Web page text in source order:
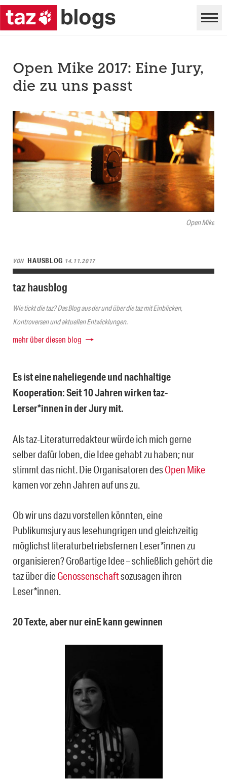
Open Mike
Open Mike 2017: Eine Jury,
die zu uns passt
VON HAUSBLOG 14.11.2017
taz hausblog
Wie tickt die taz? Das Blog aus der und über die taz mit Einblicken,
Kontroversen und aktuellen Entwicklungen.
mehr über diesen blog
Es ist eine naheliegende und nachhaltige
Kooperation: Seit 10 Jahren wirken taz-
Lerser*innen in der Jury mit.
Als taz-Literaturredakteur würde ich mich gerne
selber dafür loben, die Idee gehabt zu haben; nur
stimmt das nicht. Die Organisatoren desOpen Mike
kamen vor zehn Jahren auf uns zu.
Ob wir uns dazu vorstellen könnten, eine
Publikumsjury aus lesehungrigen und gleichzeitig
möglichst literaturbetriebsfernen Leser*innen zu
organisieren? Großartige Idee – schließlich gehört die
taz über dieGenossenschaftsozusagen ihren
Leser*innen.
20 Texte, aber nur einE kann gewinnen